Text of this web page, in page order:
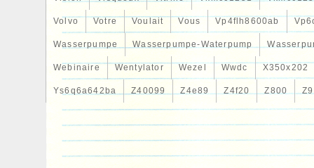
Volvo Votre Voulait Vous Vp4flh8600ab
Wasserpumpe Wasserpumpe-Waterpump
Webinaire Wentylator Wezel Wwdc X350x202
Ys6q6a642ba Z40099 Z4e89 Z4f20 Z800